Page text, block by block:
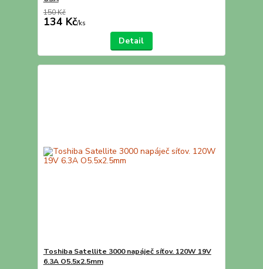
150 Kč
134 Kč/ks
Detail
Toshiba Satellite 3000 napáječ síťov. 120W 19V
6.3A O5.5x2.5mm